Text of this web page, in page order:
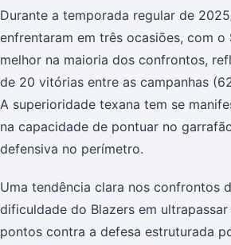
Durante a temporada regular de
enfrentaram em três ocasiões, com o
melhor na maioria dos confrontos,
de 20 vitórias entre as campanhas
A superioridade texana tem se
na capacidade de pontuar no
defensiva no perímetro.
Uma tendência clara nos confrontos
dificuldade do Blazers em
pontos contra a defesa estruturada